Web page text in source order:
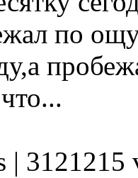
по
| 3121215